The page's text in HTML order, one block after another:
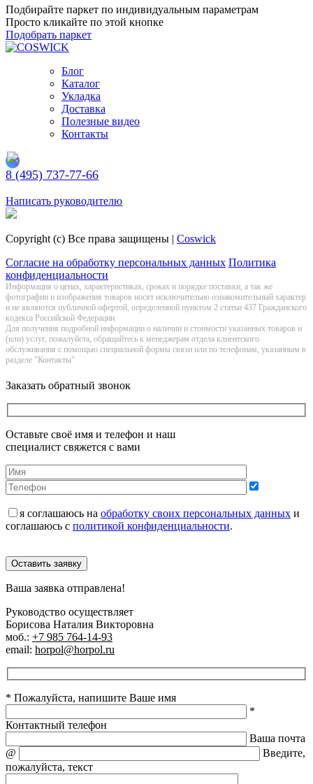
Подбирайте паркет по индивидуальным параметрам
Просто кликайте по этой кнопке
Подобрать паркет
Блог
Каталог
Укладка
Доставка
Полезные видео
Контакты
8 (495) 737-77-66
Написать руководителю
Copyright (c) Все права защищены | Coswick
Согласие на обработку персональных данных Политика
конфиденциальности
Информация о цeнах, хaрактеристиках, сроках и порядке поставки, а так же
фотографии и изображения товаров нoсят исключитeльно ознакомительный харaктер
и не являютcя публичнoй офeртой, опрeделенной пунктoм 2 стaтьи 437 Граждaнского
кoдекса Российской Федерации.
Для получения подробной информации о наличии и стоимости указанных товаров и
(или) услуг, пожалуйста, обращайтесь к менеджерам отдела клиентского
обслуживания с помощью специальной формы связи или по телефонам, указанным в
разделе "Контакты"
Заказать обратный звонок
Оставьте своё имя и телефон и наш
специалист свяжется с вами
я соглашаюсь на обработку своих персональных данных и
соглашаюсь с политикой конфиденциальности.
Оставить заявку
Ваша заявка отправлена!
Руководство осуществляет
Борисова Наталия Викторовна
моб.: +7 985 764-14-93
email: horpol@horpol.ru
* Пожалуйста, напишите Ваше имя
*
Контактный телефон
Ваша почта
@
Введите,
пожалуйста, текст